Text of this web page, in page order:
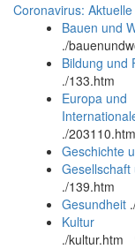
Coronavirus:
Bauen und
./
Bildung und
./133.htm
Europa und
./203110.htm
Geschichte
Gesellschaft
./139.htm
Gesundheit .
Kultur
./kultur.htm